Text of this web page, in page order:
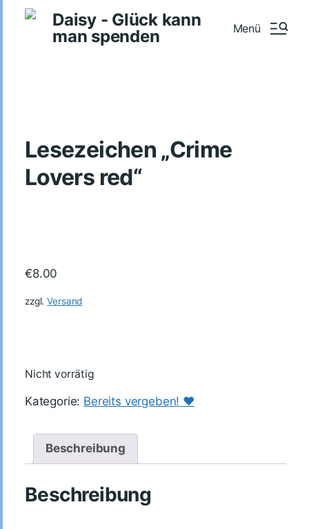
Daisy - Glück kann
man spenden
Menü
Lesezeichen „Crime
Lovers red“
€8.00
zzgl.Versand
Nicht vorrätig
Kategorie: Bereits vergeben! ♥️
Beschreibung
Beschreibung